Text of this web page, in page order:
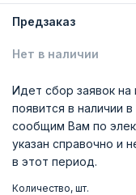
Предзаказ
Нет в наличии
Идет сбор заявок на
появится в наличии
сообщим Вам по
указан справочно и
в этот период.
Количество, шт.